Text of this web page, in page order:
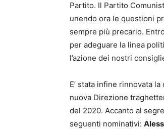
Partito. Il Partito
unendo ora le questioni
sempre più precario.
per adeguare la linea
l’azione dei nostri
E’ stata infine rinnovata
nuova Direzione
del 2020. Accanto al
seguenti nominativi: